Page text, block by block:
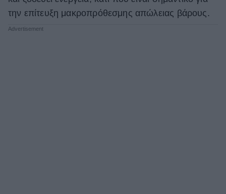
την επίτευξη μακροπρόθεσμης απώλειας βάρους.